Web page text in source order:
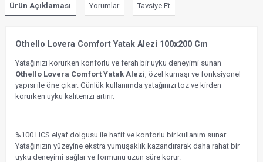
Ürün Açıklaması Yorumlar Tavsiye Et
Othello Lovera Comfort Yatak Alezi 100x200 Cm
Yatağınızı korurken konforlu ve ferah bir uyku deneyimi sunan
Othello Lovera Comfort Yatak Alezi , özel kumaşı ve fonksiyonel
yapısı ile öne çıkar. Günlük kullanımda yatağınızı toz ve kirden
korurken uyku kalitenizi artırır.
%100 HCS elyaf dolgusu ile hafif ve konforlu bir kullanım sunar.
Yatağınızın yüzeyine ekstra yumuşaklık kazandırarak daha rahat bir
uyku deneyimi sağlar ve formunu uzun süre korur.